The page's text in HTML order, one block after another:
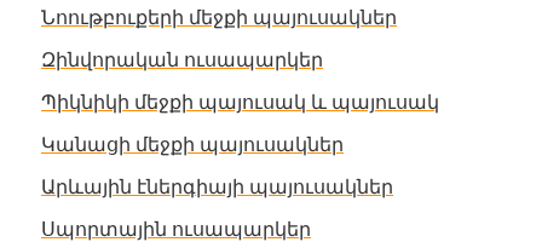
Նոութբուքերի մեջքի պայուսակներ
Զինվորական ուսապարկեր
Պիկնիկի մեջքի պայուսակ և պայուսակ
Կանացի մեջքի պայուսակներ
Արևային էներգիայի պայուսակներ
Սպորտային ուսապարկեր